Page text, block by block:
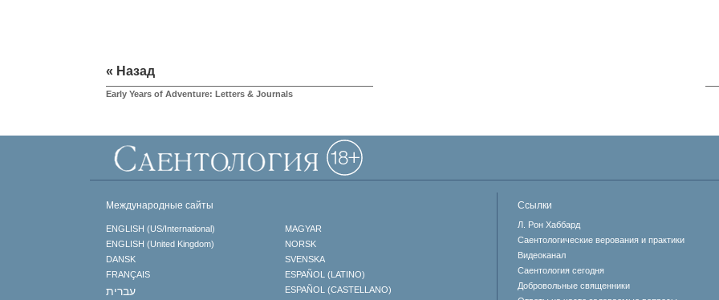
« Назад
Early Years of Adventure: Letters & Journals
Международные сайты
ENGLISH (US/International)
ENGLISH (United Kingdom)
DANSK
FRANÇAIS
עברית
MAGYAR
NORSK
SVENSKA
ESPAÑOL (LATINO)
ESPAÑOL (CASTELLANO)
Ссылки
Л. Рон Хаббард
Саентологические верования и практики
Видеоканал
Саентология сегодня
Добровольные священники